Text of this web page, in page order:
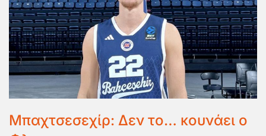
Μπαχτσεσεχίρ: Δεν το… κουνάει ο